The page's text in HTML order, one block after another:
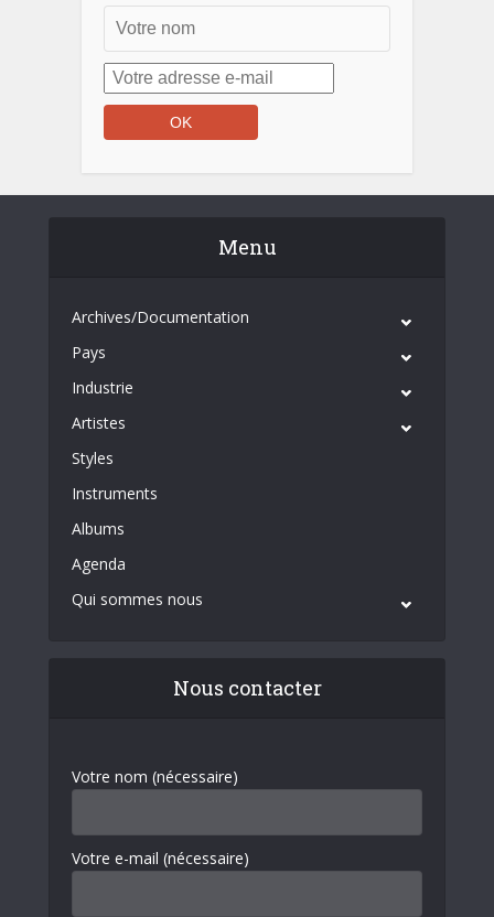
Menu
Archives/Documentation
Pays
Industrie
Artistes
Styles
Instruments
Albums
Agenda
Qui sommes nous
Nous contacter
Votre nom (nécessaire)
Votre e-mail (nécessaire)